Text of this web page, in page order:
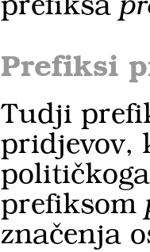
prefiksa
Prefiksi
Tudji
pridjevov,
prefiksom
značenja